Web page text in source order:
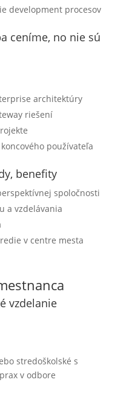
development procesov
ceníme, no nie sú
architektúry
riešení
používateľa
benefity
spoločnosti
a vzdelávania
v centre mesta
vzdelanie
stredoškolské s
v odbore